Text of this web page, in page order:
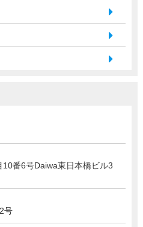
番6号Daiwa東日本橋ビル3
号